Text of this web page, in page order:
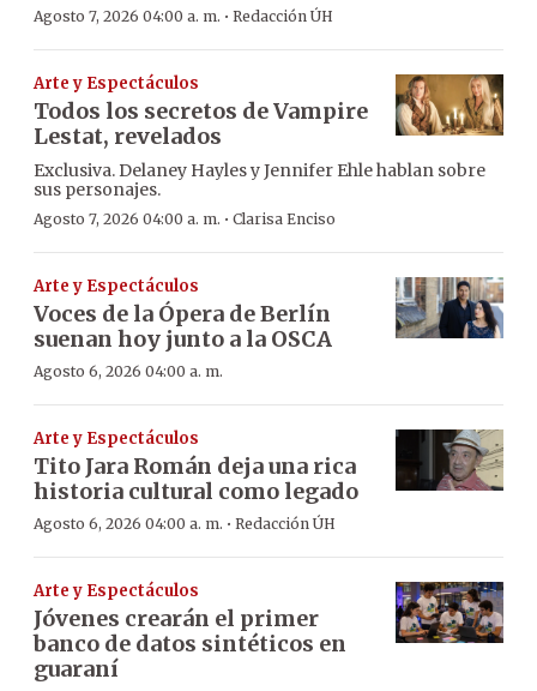
Agosto 7, 2026 04:00 a. m. · Redacción ÚH
Arte y Espectáculos
Todos los secretos de Vampire
Lestat, revelados
Exclusiva. Delaney Hayles y Jennifer Ehle hablan sobre
sus personajes.
Agosto 7, 2026 04:00 a. m. · Clarisa Enciso
Arte y Espectáculos
Voces de la Ópera de Berlín
suenan hoy junto a la OSCA
Agosto 6, 2026 04:00 a. m.
Arte y Espectáculos
Tito Jara Román deja una rica
historia cultural como legado
Agosto 6, 2026 04:00 a. m. · Redacción ÚH
Arte y Espectáculos
Jóvenes crearán el primer
banco de datos sintéticos en
guaraní